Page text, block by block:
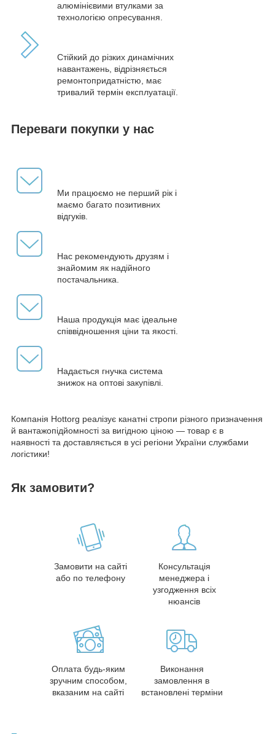
алюмінієвими втулками за
технологією опресування.
Стійкий до різких динамічних
навантажень, відрізняється
ремонтопридатністю, має
тривалий термін експлуатації.
Переваги покупки у нас
Ми працюємо не перший рік і
маємо багато позитивних
відгуків.
Нас рекомендують друзям і
знайомим як надійного
постачальника.
Наша продукція має ідеальне
співвідношення ціни та якості.
Надається гнучка система
знижок на оптові закупівлі.
Компанія Hottorg реалізує канатні стропи різного призначення
й вантажопідйомності за вигідною ціною — товар є в
наявності та доставляється в усі регіони України службами
логістики!
Як замовити?
Замовити на сайті
або по телефону
Консультація
менеджера і
узгодження всіх
нюансів
Оплата будь-яким
зручним способом,
вказаним на сайті
Виконання
замовлення в
встановлені терміни